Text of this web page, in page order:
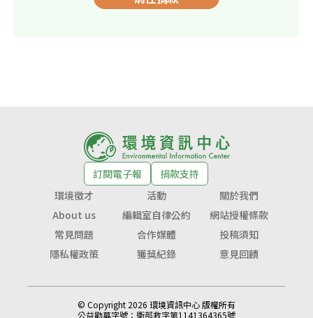
訂閱電子報
捐款支持
環境徵才
活動
關於我們
About us
編輯室自律公約
網站授權條款
常見問題
合作媒體
投稿須知
隱私權政策
獲獎紀錄 意見回饋
© Copyright 2026 環境資訊中心 版權所有
公益勸募字號： 衛部救字第1141364365號